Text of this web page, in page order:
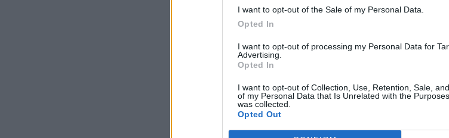
I want to opt-out of the Sale of my Personal Data.
Opted In
I want to opt-out of processing my Personal Data for
Advertising.
Opted In
I want to opt-out of Collection, Use, Retention, Sale,
of my Personal Data that Is Unrelated with the
was collected.
Opted Out